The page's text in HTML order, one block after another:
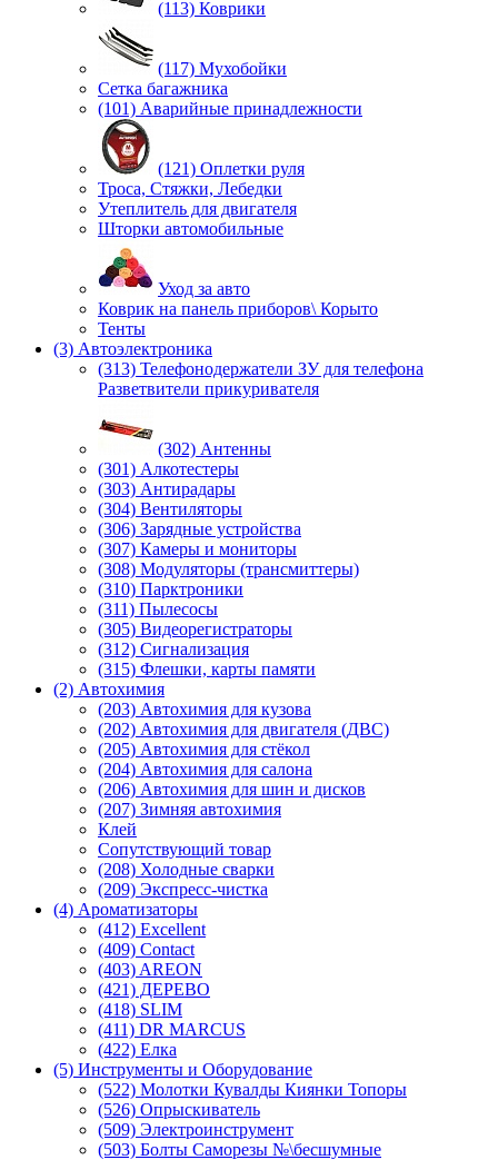
(113) Коврики
(117) Мухобойки
Сетка багажника
(101) Аварийные принадлежности
(121) Оплетки руля
Троса, Стяжки, Лебедки
Утеплитель для двигателя
Шторки автомобильные
Уход за авто
Коврик на панель приборов\ Корыто
Тенты
(3) Автоэлектроника
(313) Телефонодержатели ЗУ для телефона
Разветвители прикуривателя
(302) Антенны
(301) Алкотестеры
(303) Антирадары
(304) Вентиляторы
(306) Зарядные устройства
(307) Камеры и мониторы
(308) Модуляторы (трансмиттеры)
(310) Парктроники
(311) Пылесосы
(305) Видеорегистраторы
(312) Сигнализация
(315) Флешки, карты памяти
(2) Автохимия
(203) Автохимия для кузова
(202) Автохимия для двигателя (ДВС)
(205) Автохимия для стёкол
(204) Автохимия для салона
(206) Автохимия для шин и дисков
(207) Зимняя автохимия
Клей
Сопутствующий товар
(208) Холодные сварки
(209) Экспреcс-чистка
(4) Ароматизаторы
(412) Excellent
(409) Contact
(403) AREON
(421) ДЕРЕВО
(418) SLIM
(411) DR MARCUS
(422) Елка
(5) Инструменты и Оборудование
(522) Молотки Кувалды Киянки Топоры
(526) Опрыскиватель
(509) Электроинструмент
(503) Болты Саморезы №\бесшумные